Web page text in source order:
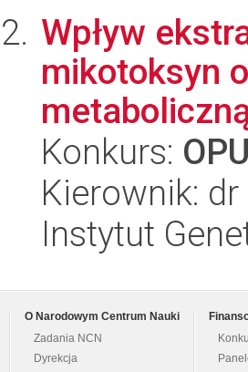
Wpływ
mikotoksyn
Konkurs:
Kierownik:
Instytut
O Narodowym Centrum Nauki
Zadania NCN
Dyrekcja